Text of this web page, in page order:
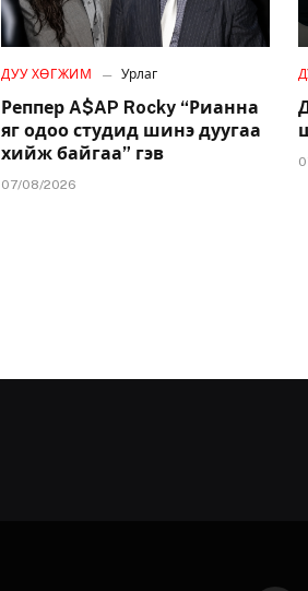
ДУУ ХӨГЖИМ Урлаг
Реппер A$AP Rocky “Рианна
яг одоо студид шинэ дуугаа
хийж байгаа” гэв
07/08/2026